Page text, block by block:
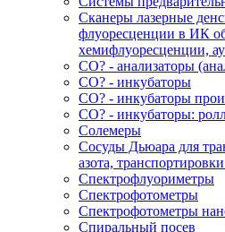
Сканеры лазерные
флуоресценции в ИК
хемифлуоресценции,
СО? - анализаторы
СО? - инкубаторы
СО? - инкубаторы
СО? - инкубаторы:
Солемеры
Сосуды Дьюара для
азота,
Спектрофлуориметры
Спектрофотометры
Спектрофотометры
Спиральный посев